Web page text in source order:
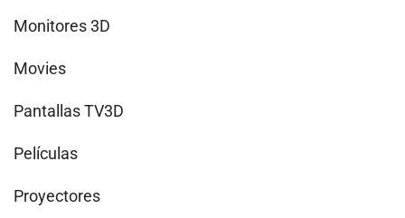
Monitores 3D
Movies
Pantallas TV3D
Películas
Proyectores